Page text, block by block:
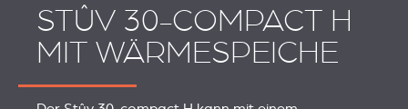
STÛV 30-COMPACT H
MIT WÄRMESPEICHE